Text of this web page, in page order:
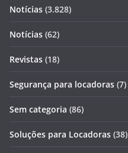
Notícias (3.828)
Notícias (62)
Revistas (18)
Segurança para locadoras (7)
Sem categoria (86)
Soluções para Locadoras (38)